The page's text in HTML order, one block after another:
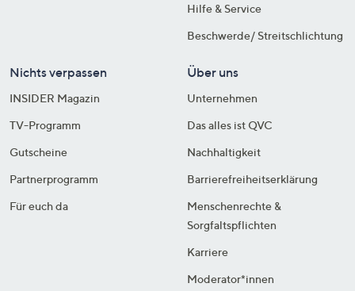
Hilfe & Service
Beschwerde/ Streitschlichtung
Nichts verpassen
INSIDER Magazin
TV-Programm
Gutscheine
Partnerprogramm
Für euch da
Über uns
Unternehmen
Das alles ist QVC
Nachhaltigkeit
Barrierefreiheitserklärung
Menschenrechte &
Sorgfaltspflichten
Karriere
Moderator*innen